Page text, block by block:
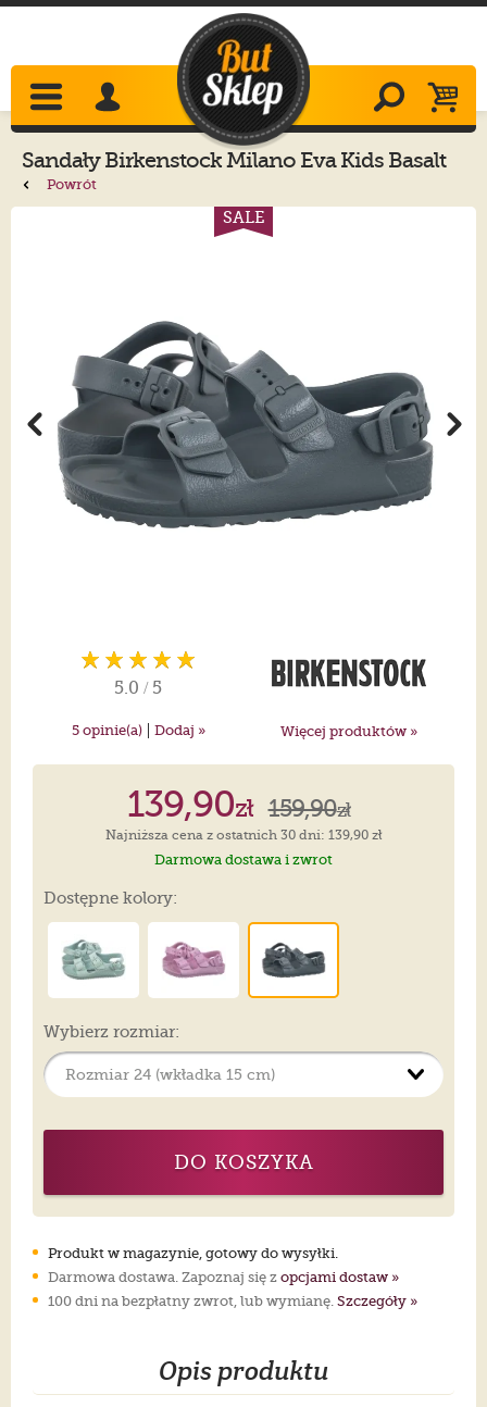
SandałyBirkenstockMilano Eva Kids Basalt
Gray 1031406
Powrót
SALE
5.0 / 5
5opinie(a)| Dodaj » Więcej produktów »
139,90zł 159,90zł
Najniższa cena z ostatnich 30 dni: 139,90 zł
Darmowa dostawa i zwrot
Dostępne kolory:
Wybierz rozmiar:
DO KOSZYKA
Produkt w magazynie, gotowy do wysyłki.
Darmowa dostawa. Zapoznaj się z opcjami dostaw »
100 dni na bezpłatny zwrot, lub wymianę. Szczegóły »
Opis produktu